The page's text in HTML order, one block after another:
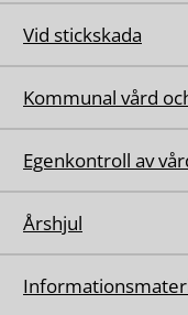
Vid stickskada
Kommunal vård
Egenkontroll av
Årshjul